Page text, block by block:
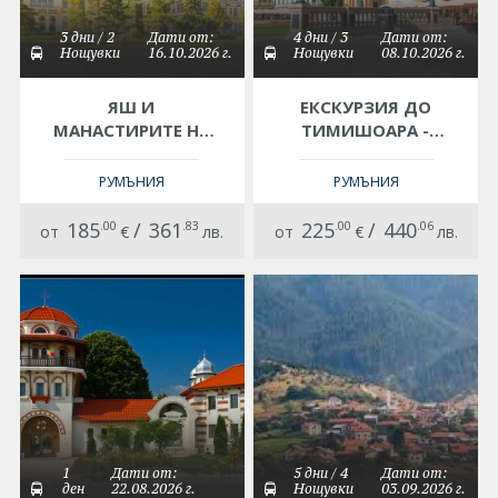
3 дни / 2
Нощувки
Дати от:
16.10.2026 г.
ЯШ И
МАНАСТИРИТЕ НА
РУМЪНИЯ
от 185 .00 €/ 361 .83 лв.
4 дни / 3
Нощувки
Дати от:
08.10.2026 г.
ЕКСКУРЗИЯ ДО
ТИМИШОАРА -
СВЕТЛИНИТЕ И
РОЗИТЕ
РУМЪНИЯ
от 225 .00 € / 440.06 лв.
1
ден
Дати от:
22.08.2026 г.
5 дни / 4
Нощувки
Дати от:
03.09.2026 г.